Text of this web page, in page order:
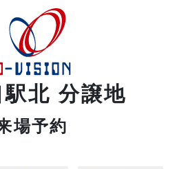
駅北 分譲地
場予約